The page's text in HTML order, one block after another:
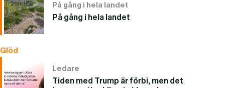
På gång i hela landet
På gång i hela landet
Glöd
Ledare
Tiden med Trump är förbi, men det